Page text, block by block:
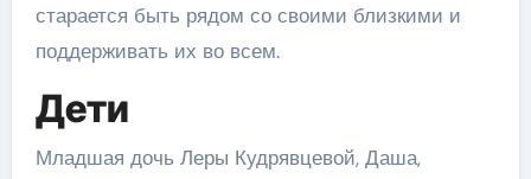
старается быть рядом со своими близкими и
поддерживать их во всем.
Дети
Младшая дочь Леры Кудрявцевой, Даша,